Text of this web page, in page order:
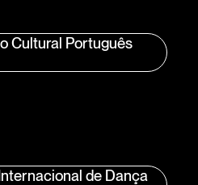
Cultural Português
de Dança